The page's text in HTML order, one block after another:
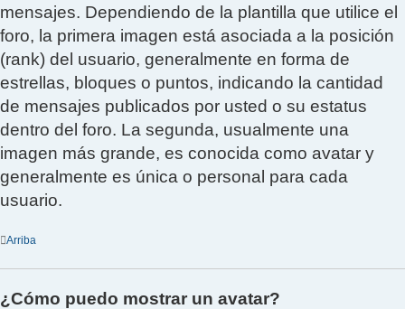
mensajes. Dependiendo de la plantilla que utilice el
foro, la primera imagen está asociada a la posición
(rank) del usuario, generalmente en forma de
estrellas, bloques o puntos, indicando la cantidad
de mensajes publicados por usted o su estatus
dentro del foro. La segunda, usualmente una
imagen más grande, es conocida como avatar y
generalmente es única o personal para cada
usuario.
Arriba
¿Cómo puedo mostrar un avatar?